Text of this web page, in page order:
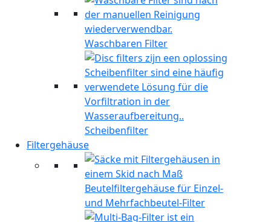
Waschbaren Filter
Scheibenfilter
Filtergehäuse
Beutelfiltergehäuse für Einzel-
und Mehrfachbeutel-Filter